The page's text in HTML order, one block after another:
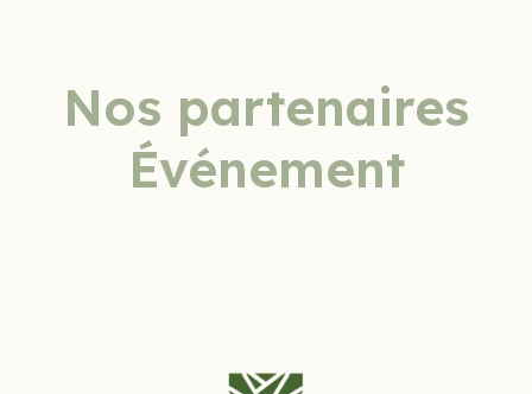
Nos partenaires
Événement